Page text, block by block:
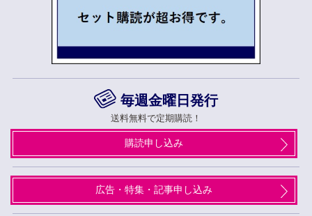
毎週金曜日発行
送料無料で定期購読！
購読申し込み
広告・特集・記事申し込み